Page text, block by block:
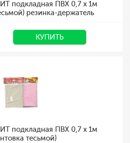
подкладная ПВХ 0,7 х 1м
резинка-держатель
КУПИТЬ
подкладная ПВХ 0,7 х 1м
тесьмой)